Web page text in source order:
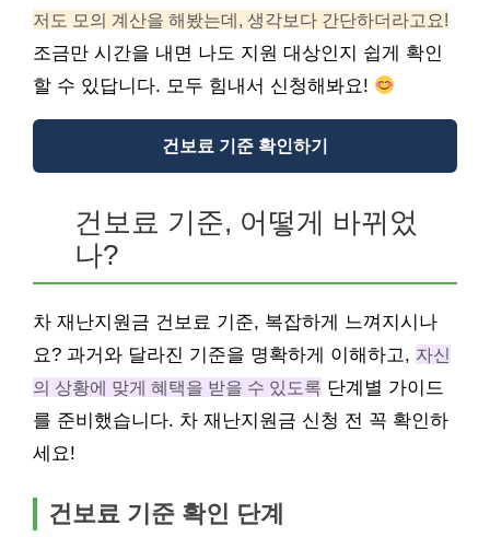
저도 모의 계산을 해봤는데, 생각보다 간단하더라고요!
조금만 시간을 내면 나도 지원 대상인지 쉽게 확인
할 수 있답니다. 모두 힘내서 신청해봐요!
건보료 기준 확인하기
건보료 기준, 어떻게 바뀌었
나?
차 재난지원금 건보료 기준, 복잡하게 느껴지시나
요? 과거와 달라진 기준을 명확하게 이해하고, 자신
의 상황에 맞게 혜택을 받을 수 있도록 단계별 가이드
를 준비했습니다. 차 재난지원금 신청 전 꼭 확인하
세요!
건보료 기준 확인 단계